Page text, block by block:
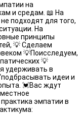
на
и средам. 📖 На
подходят для того,
На
принципы
💡 Сделаем
💡Поисследуем,
💡
удерживать в
идеи и
💓Вас ждут
эмпатии в